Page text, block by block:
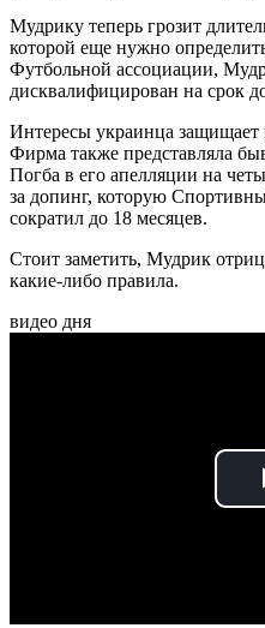
Мудрику теперь грозит
которой еще нужно
Футбольной ассоциации,
дисквалифицирован на срок
Интересы украинца защищает
Фирма также представляла
Погба в его апелляции на
за допинг, которую
сократил до 18 месяцев.
Стоит заметить, Мудрик
какие-либо правила.
видео дня